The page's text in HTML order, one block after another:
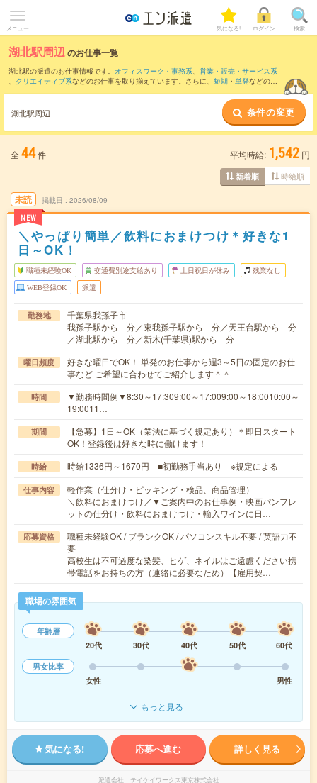
メニュー 気になる! ログイン 検索
湖北駅周辺のお仕事一覧
湖北駅の派遣のお仕事情報です。 オフィスワーク・事務系、 営業・販売・サービス系
、 クリエイティブ系などのお仕事を取り揃えています。さらに、 短期 ・ 単発などの期
また、柏駅・
など近隣駅のお仕事
もご確認いただけます。
湖北駅周辺 条件の変更
全 44件 平均時給: 1,542 円
新着順 時給順
未読
NEW
掲載日 2026/08/09
＼やっぱり簡単／飲料におまけつけ＊好きな1
日～OK！
職種未経験OK 交通費別途支給あり 土日祝日が休み 残業なし
WEB登録OK 派遣
勤務地
千葉県我孫子市
我孫子駅から---分／東我孫子駅から---分／天王台駅から---分
／湖北駅から---分／新木(千葉県)駅から---分
曜日頻度
好きな曜日でOK！ 単発のお仕事から週3～5日の固定のお仕
事など ご希望に合わせてご紹介します＾＾
時間
▼勤務時間例▼8:30～17:309:00～17:009:00～18:0010:00～
19:0011…
期間
【急募】1日～OK（業法に基づく規定あり）＊即日スタート
OK！登録後は好きな時に働けます！
時給 時給1336円～1670円 ■初勤務手当あり ※規定による
仕事内容
軽作業（仕分け・ピッキング・検品、商品管理）
＼飲料におまけつけ／▼ご案内中のお仕事例・映画パンフレ
ットの仕分け・飲料におまけつけ・輸入ワインに日…
応募資格
職種未経験OK / ブランクOK / パソコンスキル不要 / 英語力不
要
高校生は不可過度な染髪、ヒゲ、ネイルはご遠慮ください携
帯電話をお持ちの方（連絡に必要なため）【雇用契…
職場の雰囲気
年齢層
20代
30代 40代 50代
60代
男女比率
女性
男性
もっと見る
気になる! 応募へ進む 詳しく見る
派遣会社 テイケイワークス東京株式会社